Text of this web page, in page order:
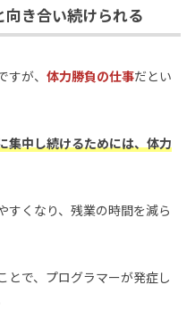
き合い続けられる
が、 体力勝負の仕事だとい
集中し続けるためには、体力
すくなり、残業の時間を減ら
とで、プログラマーが発症し